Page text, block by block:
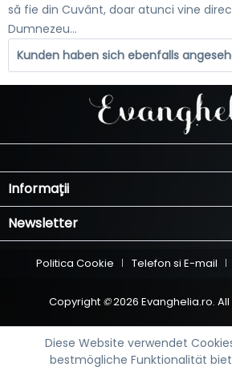
să fie din Cuvânt, doar atunci vine
Dumnezeu...
Kunden haben sich ebenfalls
Informații
Newsletter
Politica Cookie Telefon si E-mail
Copyright ©2026 Evanghelia.ro.
Diese Website verwendet
bestmögliche Funktionalität